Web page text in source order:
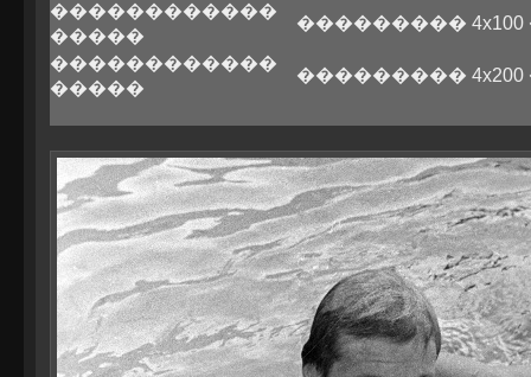
������������
�����
���������
������������
�����
���������